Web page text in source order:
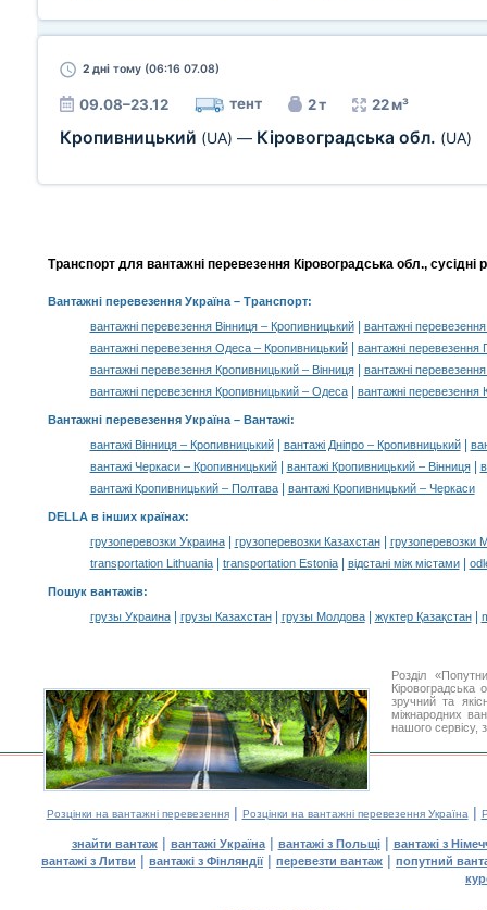
2 дні тому (06:16 07.08)
09.08–23.12 тент 2 т 22 м³
Кропивницький (UA) — Кіровоградська обл. (UA)
Транспорт для вантажні перевезення Кіровоградська обл., сусідні
Вантажні перевезення Україна– Транспорт:
вантажні перевезення Вінниця – Кропивницький|
вантажні
вантажні перевезення Одеса – Кропивницький|
вантажні перевезення
вантажні перевезення Кропивницький – Вінниця|
вантажні
вантажні перевезення Кропивницький – Одеса| вантажні перевезення
Вантажні перевезення Україна – Вантажі:
вантажі Вінниця – Кропивницький| вантажі Дніпро – Кропивницький|
вантажі Черкаси – Кропивницький| вантажі Кропивницький – Вінниця|
вантажі Кропивницький – Полтава| вантажі Кропивницький – Черкаси
DELLA в інших країнах:
грузоперевозки Украина| грузоперевозки Казахстан|
грузоперевозки
transportation Lithuania| transportation Estonia| відстані між містами|
Пошук вантажів:
грузы Украина| грузы Казахстан| грузы Молдова| жүктер Қазақстан|
Розділ
зручний та
міжнародних
нашого сервісу,
Розцінки на вантажні перевезення| Розцінки на вантажні перевезення Україна |
знайти вантаж| вантажі Україна| вантажі з Польщі| вантажі з
вантажі з Литви | вантажі з Фінляндії| перевезти вантаж | попутний